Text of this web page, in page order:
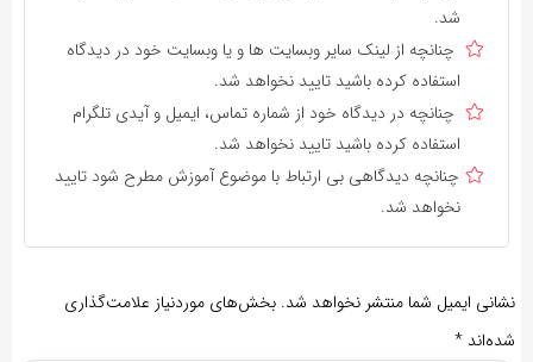
شد.
چنانچه از لینک سایر وبسایت ها و یا وبسایت خود در دیدگاه
استفاده کرده باشید تایید نخواهد شد.
چنانچه در دیدگاه خود از شماره تماس، ایمیل و آیدی تلگرام
استفاده کرده باشید تایید نخواهد شد.
چنانچه دیدگاهی بی ارتباط با موضوع آموزش مطرح شود تایید
نخواهد شد.
نشانی ایمیل شما منتشر نخواهد شد. بخش‌های موردنیاز علامت‌گذاری
شده‌اند *